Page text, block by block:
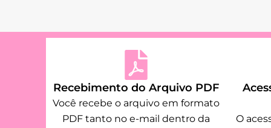
Recebimento do Arquivo PDF
Você recebe o arquivo em formato
PDF tanto no e-mail dentro da
O